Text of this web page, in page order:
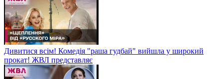
Дивитися всім! Комедія "раша гудбай" вийшла у широкий
прокат! ЖВЛ представляє